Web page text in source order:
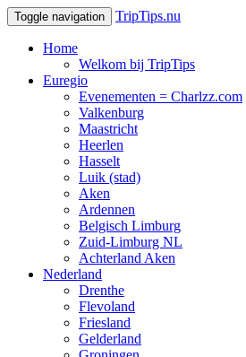
Toggle navigation TripTips.nu
Home
Welkom bij TripTips
Euregio
Evenementen = Charlzz.com
Valkenburg
Maastricht
Heerlen
Hasselt
Luik (stad)
Aken
Ardennen
Belgisch Limburg
Zuid-Limburg NL
Achterland Aken
Nederland
Drenthe
Flevoland
Friesland
Gelderland